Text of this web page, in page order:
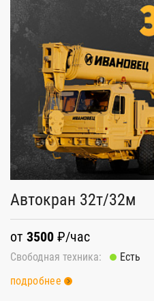
Автокран 32т/32м
от 3500 ₽/час
Свободная техника:
Есть
подробнее